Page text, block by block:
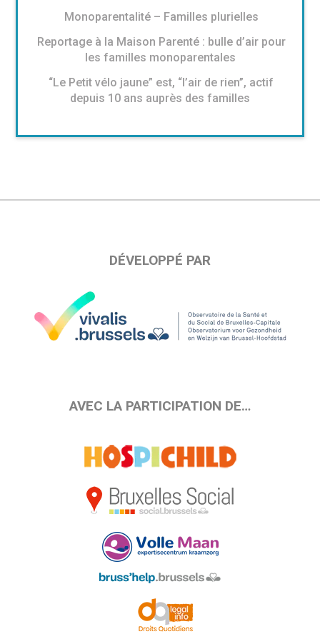
Monoparentalité – Familles plurielles
Reportage à la Maison Parenté : bulle d’air pour
les familles monoparentales
“Le Petit vélo jaune” est, “l’air de rien”, actif
depuis 10 ans auprès des familles
DÉVELOPPÉ PAR
AVEC LA PARTICIPATION DE…